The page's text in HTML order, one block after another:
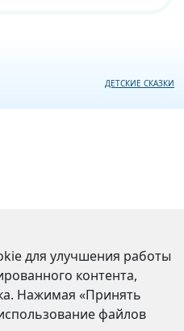
ДЕТСКИЕ СКАЗКИ
для улучшения работы
контента,
Нажимая «Принять
файлов